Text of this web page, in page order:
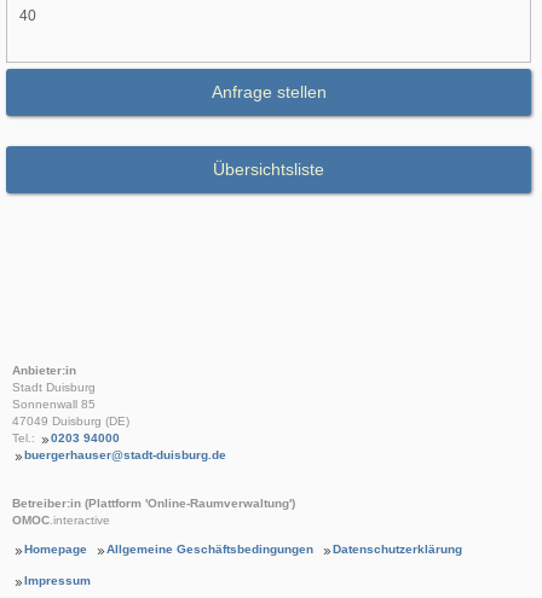
40
Anfrage stellen
Übersichtsliste
Anbieter:in
Stadt Duisburg
Sonnenwall 85
47049 Duisburg (DE)
Tel.:
0203 94000
buergerhauser@stadt-duisburg.de
Betreiber:in (Plattform 'Online-Raumverwaltung')
OMOC.interactive
Homepage Allgemeine Geschäftsbedingungen Datenschutzerklärung
Impressum